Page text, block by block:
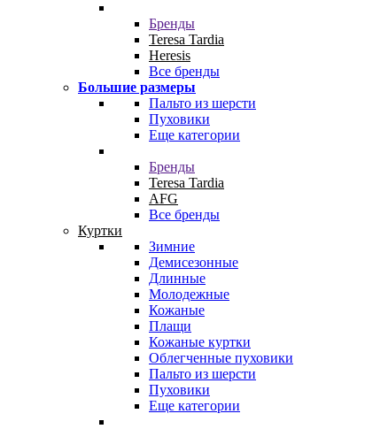
Бренды
Teresa Tardia
Heresis
Все бренды
Большие размеры
Пальто из шерсти
Пуховики
Еще категории
Бренды
Teresa Tardia
AFG
Все бренды
Куртки
Зимние
Демисезонные
Длинные
Молодежные
Кожаные
Плащи
Кожаные куртки
Облегченные пуховики
Пальто из шерсти
Пуховики
Еще категории